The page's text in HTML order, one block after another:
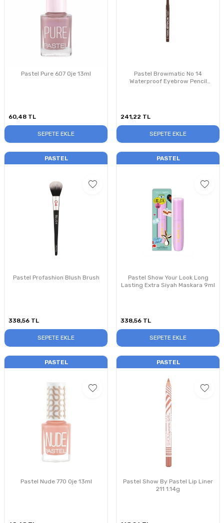
Pastel Pure 607 Oje 13ml
60,48 TL
SEPETE EKLE
Pastel Browmatic No 14
Waterproof Eyebrow Pencil
241,22 TL
SEPETE EKLE
PASTEL
Pastel Profashion Blush Brush
338,56 TL
SEPETE EKLE
PASTEL
Pastel Show Your Look Long
Lasting Extra Siyah Maskara 9ml
338,56 TL
SEPETE EKLE
PASTEL
Pastel Nude 770 Oje 13ml
PASTEL
Pastel Show By Pastel Lip Liner
211 1.14g